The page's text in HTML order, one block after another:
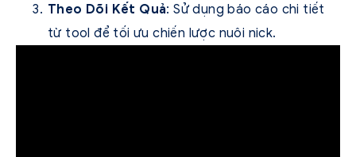
Theo Dõi Kết Quả: Sử dụng báo cáo chi tiết
từ tool để tối ưu chiến lược nuôi nick.